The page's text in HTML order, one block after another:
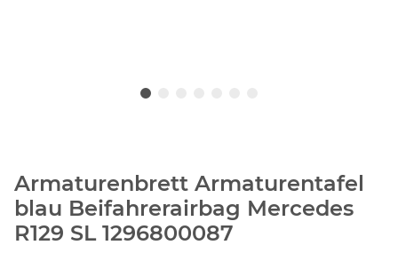
Armaturenbrett Armaturentafel
blau Beifahrerairbag Mercedes
R129 SL 1296800087